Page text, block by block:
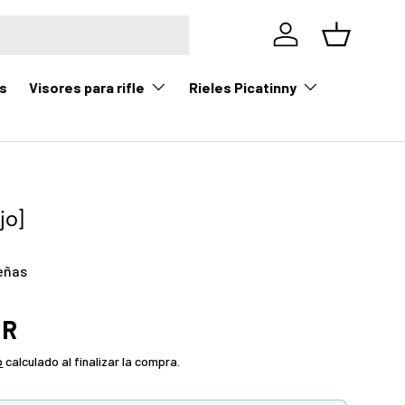
Iniciar sesión
Cesta
Visores para rifle Rieles Picatinny
calculado al finalizar la compra.